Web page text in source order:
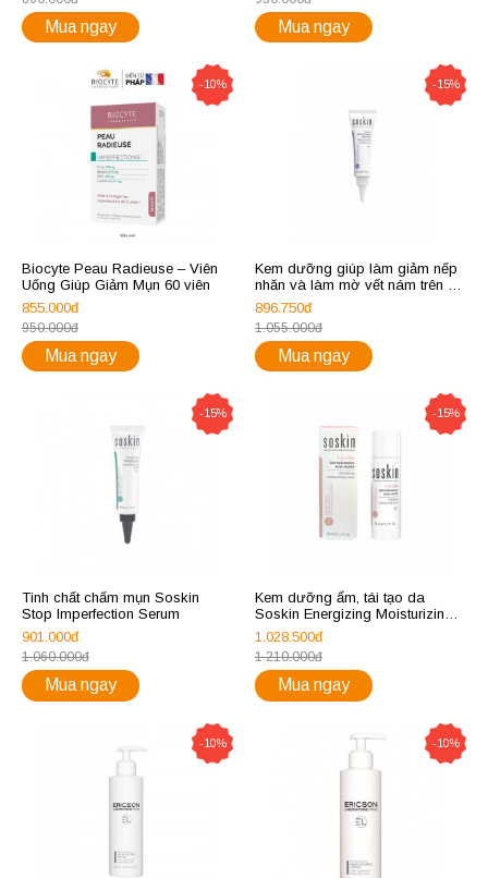
Mua ngay Mua ngay
-10%
Biocyte Peau Radieuse – Viên
Uống Giúp Giảm Mụn 60 viên
855.000đ
950.000đ
Mua ngay
-15%
Kem dưỡng giúp làm giảm nếp
nhăn và làm mờ vết nám trên da
– Soskin Pigment-Wrinkle
Corrective Care
896.750đ
1.055.000đ
Mua ngay
-15%
Tinh chất chấm mụn Soskin
Stop Imperfection Serum
901.000đ
1.060.000đ
Mua ngay
-15%
Kem dưỡng ẩm, tái tạo da
Soskin Energizing Moisturizing
Cream 50ml
1.028.500đ
1.210.000đ
Mua ngay
-10% -10%